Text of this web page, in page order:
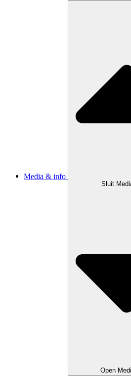
Media & info
Sluit
Open